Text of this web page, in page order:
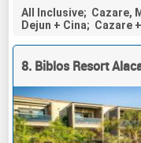
All Inclusive; Cazare,
Dejun + Cina; Cazare
8. Biblos Resort